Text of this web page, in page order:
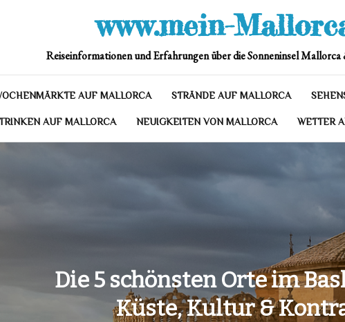
www.mein-
Reiseinformationen und Erfahrungen über die Sonneninsel Mallorca
AUF MALLORCA STRÄNDE AUF MALLORCA
AUF MALLORCA NEUIGKEITEN VON MALLORCA WETTER
Die 5 schönsten Orte im
Küste, Kultur &